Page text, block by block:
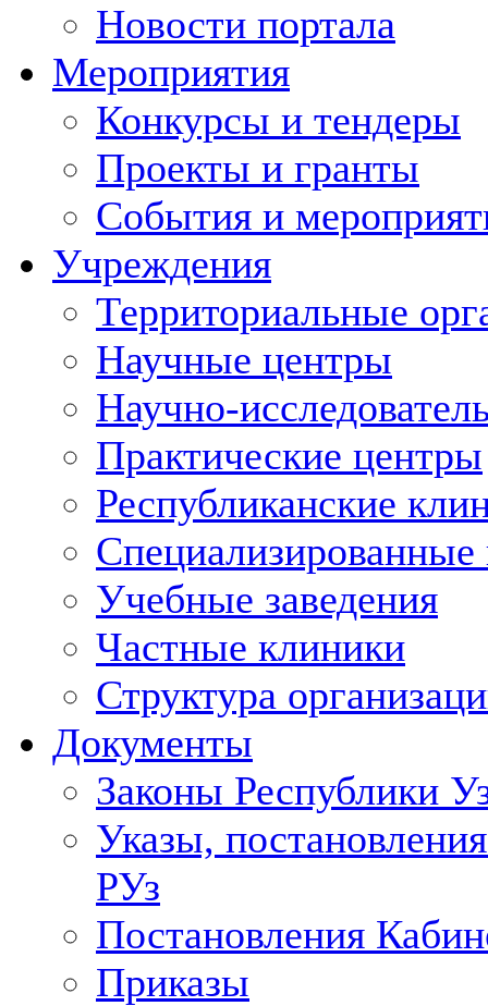
Новости портала
Мероприятия
Конкурсы и тендеры
Проекты и гранты
События и
Учреждения
Территориальные
Научные центры
Научно-
Практические центры
Республиканские
Учебные заведения
Частные клиники
Структура
Документы
Законы Республики
Указы,
РУз
Постановления
Приказы